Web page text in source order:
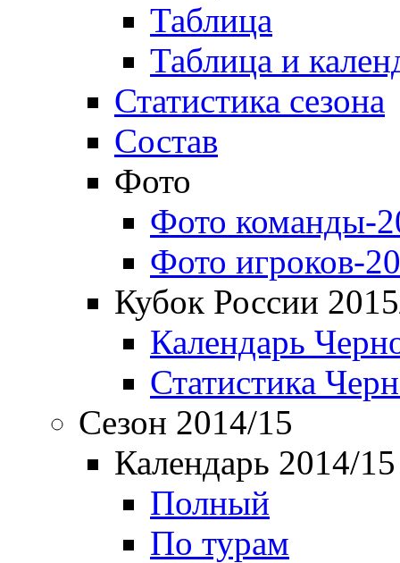
Таблица
Таблица и
Статистика сезона
Состав
Фото
Фото команды-
Фото игроков-
Кубок России
Календарь
Статистика
Сезон 2014/15
Календарь 2014/15
Полный
По турам